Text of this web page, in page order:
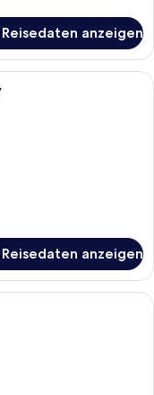
anzeigen
kostenloses WLAN,
anzeigen
kostenloses WLAN,